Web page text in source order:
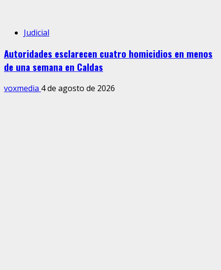
Judicial
Autoridades esclarecen cuatro homicidios en menos
de una semana en Caldas
voxmedia 4 de agosto de 2026